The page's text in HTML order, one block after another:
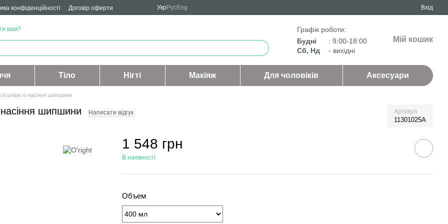
конфіденційності Договір оферти УкрРусEng Вхід
вам?
Графік роботи:
Будні
: 9:00-18:00
Сб, Нд
- вихідні
Мій кошик
Тіло Нігті Макіяж Для чоловіків Аксесуари
шкіри із насіння шипшини
насіння шипшини Написати відгук Артикул
11301025А
1 548 грн
В наявності
Объем